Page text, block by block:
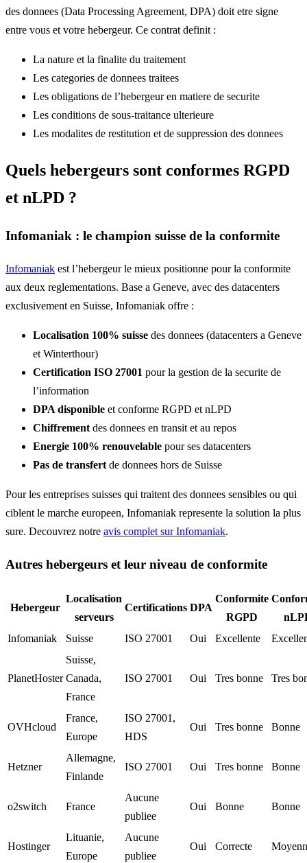
des donnees (Data Processing Agreement, DPA) doit etre signe
entre vous et votre hebergeur. Ce contrat definit :
La nature et la finalite du traitement
Les categories de donnees traitees
Les obligations de l’hebergeur en matiere de securite
Les conditions de sous-traitance ulterieure
Les modalites de restitution et de suppression des donnees
Quels hebergeurs sont conformes RGPD
et nLPD ?
Infomaniak : le champion suisse de la conformite
Infomaniak est l’hebergeur le mieux positionne pour la conformite
aux deux reglementations. Base a Geneve, avec des datacenters
exclusivement en Suisse, Infomaniak offre :
Localisation 100% suisse des donnees (datacenters a Geneve
et Winterthour)
Certification ISO 27001 pour la gestion de la securite de
l’information
DPA disponible et conforme RGPD et nLPD
Chiffrement des donnees en transit et au repos
Energie 100% renouvelable pour ses datacenters
Pas de transfert de donnees hors de Suisse
Pour les entreprises suisses qui traitent des donnees sensibles ou qui
ciblent le marche europeen, Infomaniak represente la solution la plus
sure. Decouvrez notre avis complet sur Infomaniak.
Autres hebergeurs et leur niveau de conformite
Hebergeur
Localisation
serveurs
Certifications DPA
Conformite
RGPD
Infomaniak
Suisse ISO 27001 Oui Excellente
PlanetHoster
Suisse,
Canada,
France
ISO 27001 Oui Tres bonne Tres
OVHcloud
France,
Europe
ISO 27001,
HDS
Oui Tres bonne Bonne
Hetzner
Allemagne,
Finlande
ISO 27001 Oui Tres bonne Bonne
o2switch France
Aucune
publiee
Oui Bonne Bonne
Hostinger
Lituanie,
Europe
Aucune
publiee
Oui Correcte